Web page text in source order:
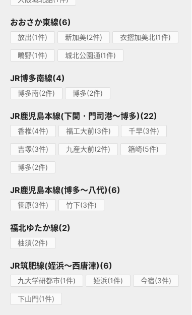
おおさか東線(6)
放出(1件) 新加美(2件) 衣摺加美北(1件)
鴫野(1件) 城北公園通(1件)
JR博多南線(4)
博多南(2件) 博多(2件)
JR鹿児島本線(下関・門司港～博多)(22)
香椎(4件) 福工大前(3件) 千早(3件)
吉塚(3件) 九産大前(2件) 箱崎(5件)
博多(2件)
JR鹿児島本線(博多～八代)(6)
笹原(3件) 竹下(3件)
福北ゆたか線(2)
柚須(2件)
JR筑肥線(姪浜～西唐津)(6)
九大学研都市(1件) 姪浜(1件) 今宿(3件)
下山門(1件)